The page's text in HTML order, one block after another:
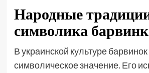
Народные
символика
В украинской культуре
символическое значение. Его